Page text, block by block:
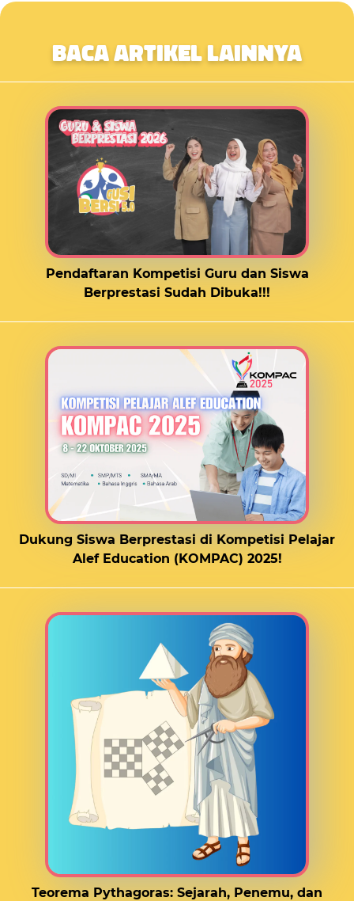
BACA ARTIKEL LAINNYA
Pendaftaran Kompetisi Guru dan Siswa
Berprestasi Sudah Dibuka!!!
Dukung Siswa Berprestasi di Kompetisi Pelajar
Alef Education (KOMPAC) 2025!
Teorema Pythagoras: Sejarah, Penemu, dan